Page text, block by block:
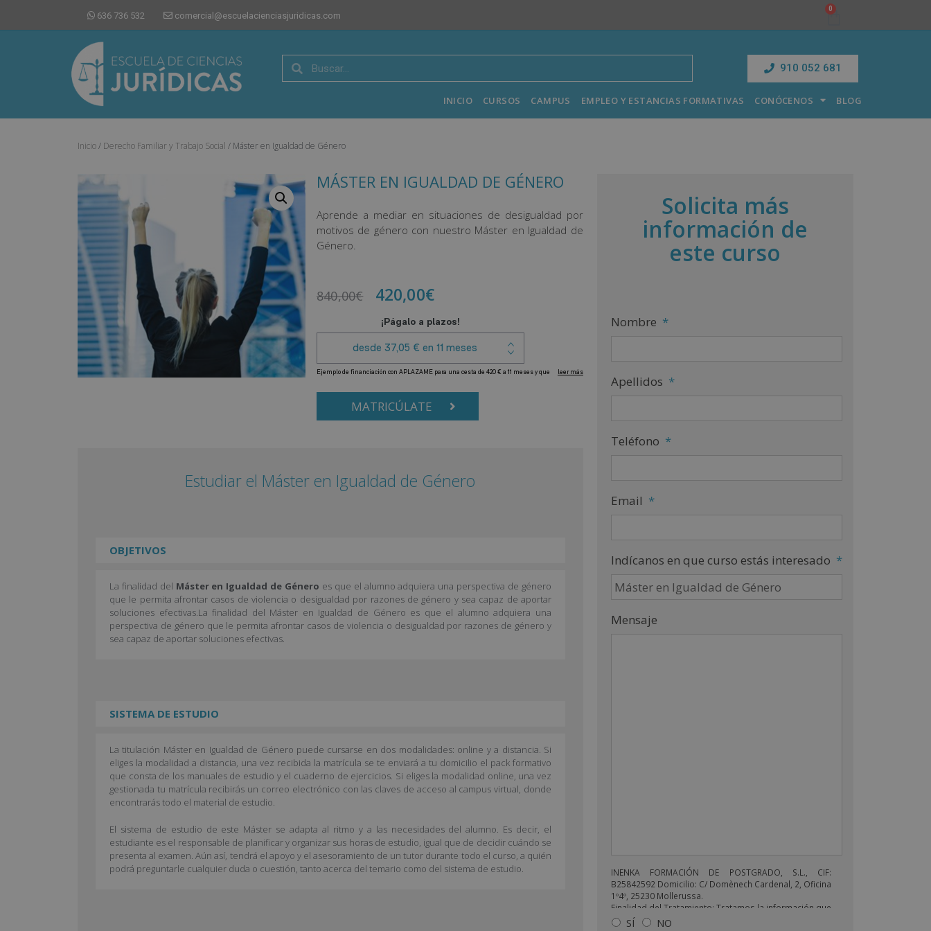
636 736 532 comercial@escuelacienciasjuridicas.com
910 052 681
INICIO CURSOS CAMPUS EMPLEO Y ESTANCIAS FORMATIVAS CONÓCENOS BLOG
Inicio/ Derecho Familiar y Trabajo Social / Máster en Igualdad de Género
MÁSTER EN IGUALDAD DE GÉNERO
Aprende a mediar en situaciones de desigualdad por
motivos de género con nuestro Máster en Igualdad de
Género.
840,00€ 420,00€
MATRICÚLATE
Estudiar el Máster en Igualdad de Género
OBJETIVOS
La finalidad del Máster en Igualdad de Género es que el alumno adquiera una perspectiva de género
que le permita afrontar casos de violencia o desigualdad por razones de género y sea capaz de aportar
soluciones efectivas.La finalidad del Máster en Igualdad de Género es que el alumno adquiera una
perspectiva de género que le permita afrontar casos de violencia o desigualdad por razones de género y
sea capaz de aportar soluciones efectivas.
SISTEMA DE ESTUDIO
La titulación Máster en Igualdad de Género puede cursarse en dos modalidades: online y a distancia. Si
eliges la modalidad a distancia, una vez recibida la matrícula se te enviará a tu domicilio el pack formativo
que consta de los manuales de estudio y el cuaderno de ejercicios. Si eliges la modalidad online, una vez
gestionada tu matrícula recibirás un correo electrónico con las claves de acceso al campus virtual, donde
encontrarás todo el material de estudio.
El sistema de estudio de este Máster se adapta al ritmo y a las necesidades del alumno. Es decir, el
estudiante es el responsable de planificar y organizar sus horas de estudio, igual que de decidir cuándo se
presenta al examen. Aún así, tendrá el apoyo y el asesoramiento de un tutor durante todo el curso, a quién
podrá preguntarle cualquier duda o cuestión, tanto acerca del temario como del sistema de estudio.
Solicita más
información de
este curso
Nombre *
Apellidos *
Teléfono *
Email *
Indícanos en que curso estás interesado *
Mensaje
INENKA FORMACIÓN DE POSTGRADO, S.L., CIF:
B25842592 Domicilio: C/ Domènech Cardenal, 2, Oficina
1º4º, 25230 Mollerussa.
Finalidad del Tratamiento: Tratamos la información que
nos facilita con el fin de enviarle correos electrónicos
SÍ NO